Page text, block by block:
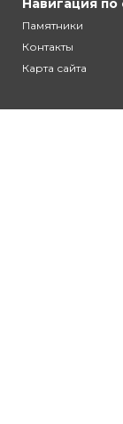
Навигация по
Памятники
Контакты
Карта сайта